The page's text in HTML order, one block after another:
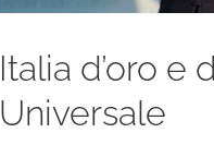
Italia d’oro e
Universale